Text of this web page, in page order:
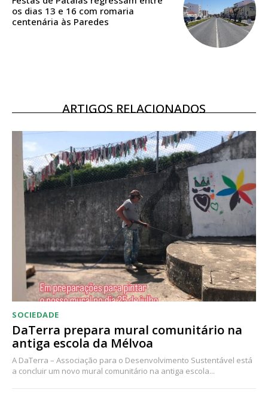
Escolha o plano
os dias 13 e 16 com romaria
centenária às Paredes
ARTIGOS RELACIONADOS
SOCIEDADE
DaTerra prepara mural comunitário na
antiga escola da Mélvoa
A DaTerra – Associação para o Desenvolvimento Sustentável está
a concluir um novo mural comunitário na antiga escola...